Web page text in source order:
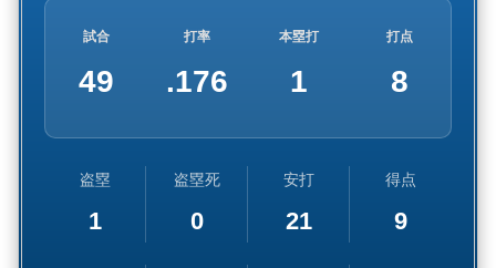
試合
49
打率
.176
本塁打
1
打点
8
盗塁
1
盗塁死
0
安打
21
得点
9